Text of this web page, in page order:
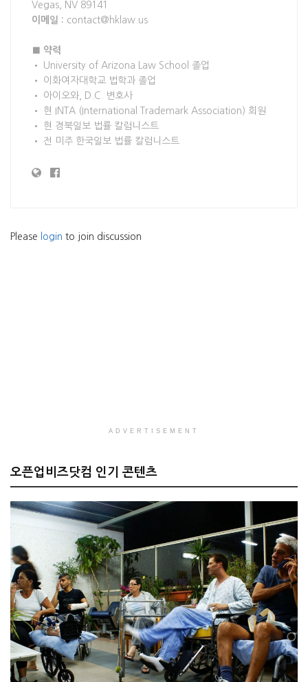
Vegas, NV 89141
이메일 : contact@hklaw.us
■ 약력
• University of Arizona Law School 졸업
• 이화여자대학교 법학과 졸업
• 아이오와, D.C. 변호사
• 현 INTA (International Trademark Association) 회원
• 현 경북일보 법률 칼럼니스트
• 전 미주 한국일보 법률 칼럼니스트
Please login to join discussion
ADVERTISEMENT
오픈업비즈닷컴 인기 콘텐츠